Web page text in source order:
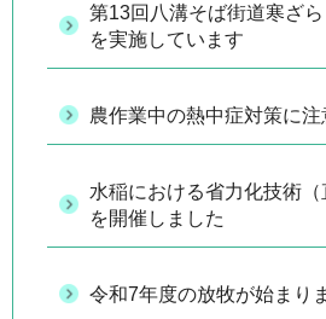
第13回八溝そば街道寒ざ
を実施しています
農作業中の熱中症対策に注
水稲における省力化技術
を開催しました
令和7年度の放牧が始まり